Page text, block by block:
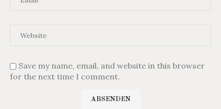
Save my name, email, and website in this browser
for the next time I comment.